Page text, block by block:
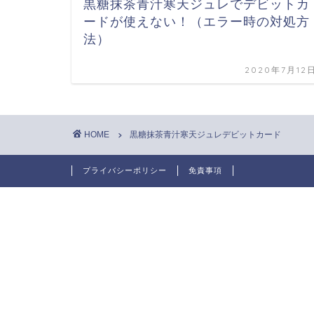
黒糖抹茶青汁寒天ジュレでデビットカ
ードが使えない！（エラー時の対処方
法）
2020年7月12
HOME 黒糖抹茶青汁寒天ジュレデビットカード
プライバシーポリシー 免責事項